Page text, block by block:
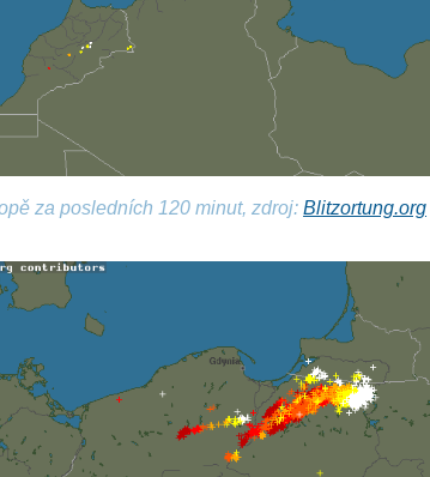
za posledních 120 minut, zdroj:Blitzortung.org